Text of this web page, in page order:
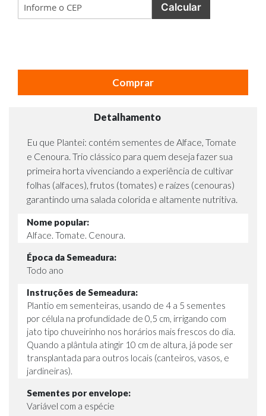
Calcular
Comprar
Detalhamento
Eu que Plantei: contém sementes de Alface, Tomate
e Cenoura. Trio clássico para quem deseja fazer sua
primeira horta vivenciando a experiência de cultivar
folhas (alfaces), frutos (tomates) e raízes (cenouras)
garantindo uma salada colorida e altamente nutritiva.
Nome popular:
Alface. Tomate. Cenoura.
Época da Semeadura:
Todo ano
Instruções de Semeadura:
Plantio em sementeiras, usando de 4 a 5 sementes
por célula na profundidade de 0,5 cm, irrigando com
jato tipo chuveirinho nos horários mais frescos do dia.
Quando a plântula atingir 10 cm de altura, já pode ser
transplantada para outros locais (canteiros, vasos, e
jardineiras).
Sementes por envelope:
Variável com a espécie